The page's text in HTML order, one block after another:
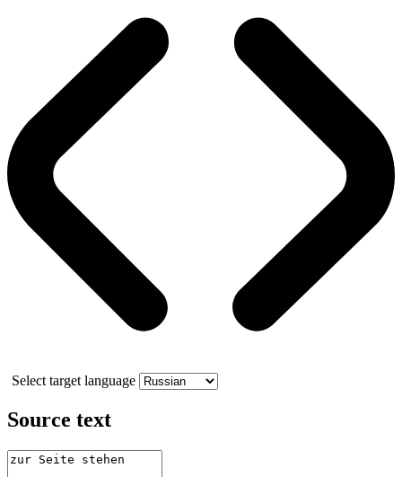
Select target language
Source text